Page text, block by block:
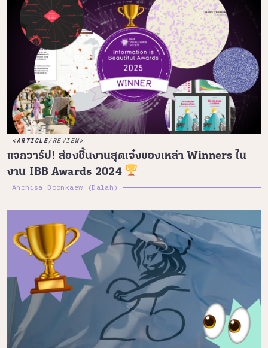
ARTICLE/REVIEW
แจกวาร์ป! ส่องชิ้นงานสุดเจ๋งของเหล่า Winners ใน
งาน IBB Awards 2024
Anchisa Boonkaew (Dalah)